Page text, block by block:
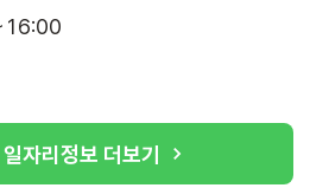
일자리정보 더보기